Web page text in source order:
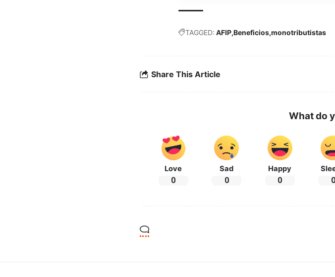
TAGGED: AFIP Beneficios monotributistas
Share This Article
What do
Love
0
Sad
0
Happy
0 0